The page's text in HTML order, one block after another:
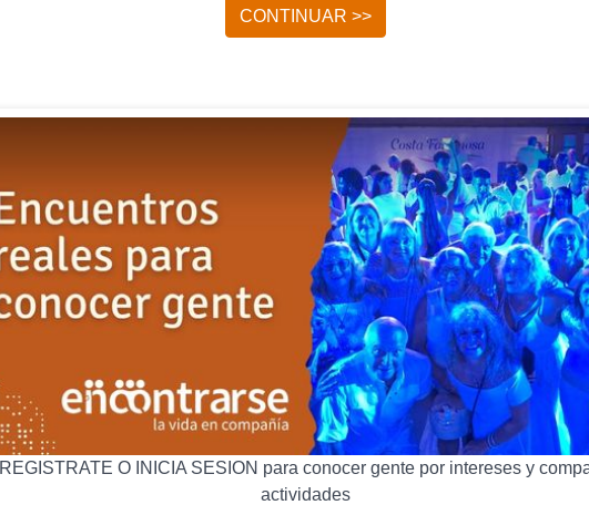
CONTINUAR >>
REGISTRATE O INICIA SESION para conocer gente por intereses y
actividades